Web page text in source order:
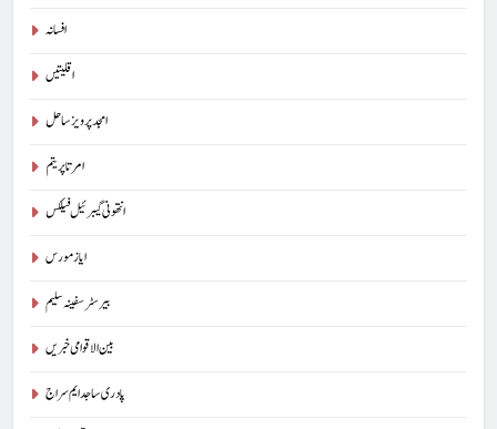
افسانہ
اقلیتیں
امجد پرویز ساحل
امرتا پریتم
انتھونی گیبرئیل فیلکس
ایاز مورس
بیرسٹرسفینہ سلیم
بین الاقوامی خبریں
پادری ساجد ایم سراج